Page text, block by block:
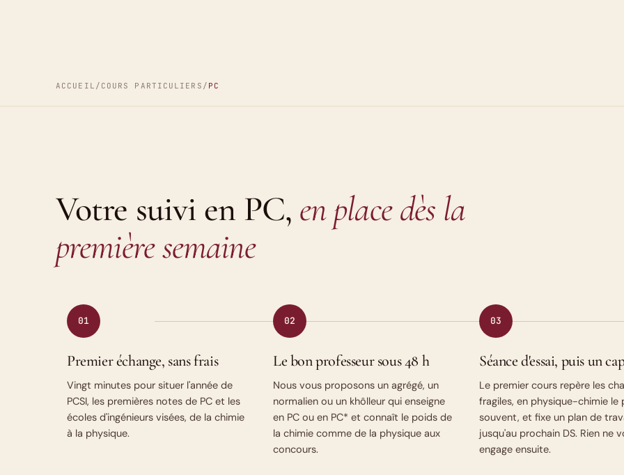
ACCUEIL / COURS PARTICULIERS / PC
Votre suivi en PC, en place dès la
première semaine
01
Premier échange, sans frais
Vingt minutes pour situer l'année de
PCSI, les premières notes de PC et les
écoles d'ingénieurs visées, de la chimie
à la physique.
02
Le bon professeur sous 48 h
Nous vous proposons un agrégé, un
normalien ou un khôlleur qui enseigne
en PC ou en PC* et connaît le poids de
la chimie comme de la physique aux
concours.
03
Séance d'essai, puis un
Le premier cours repère les
fragiles, en physique-chimie le
souvent, et fixe un plan de
jusqu'au prochain DS. Rien ne
engage ensuite.